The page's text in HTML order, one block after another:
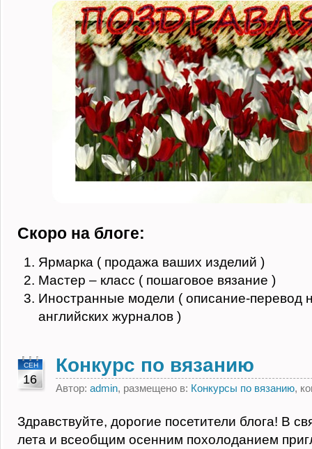
Скоро на блоге:
Ярмарка ( продажа ваших изделий )
Мастер – класс ( пошаговое вязание )
Иностранные модели ( описание-перевод
английских журналов )
СЕН
16
Конкурс по вязанию
Автор: admin, размещено в: Конкурсы по вязанию,
Здравствуйте, дорогие посетители блога! В
лета и всеобщим осенним похолоданием